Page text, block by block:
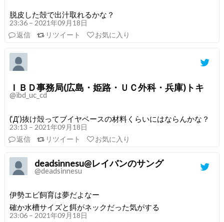
脱皮した殻で出汁取れるかな？
23:36 – 2021年09月18日
返信
リツイート お気に入り
ＩＢＤ事務局(広島・姫路・ＵＣ外科・兵庫)トキ
@ibd_uc_cd
(‘Д’)抜け殻ってブイヤベースの材料くらいにはならんかな？
23:13 – 2021年09月18日
返信
リツイート お気に入り
deadsinnesu@レイバンのサング
@deadsinnesu
伊勢エビ飼育は夢だよなー
確か水槽サイズと餌がネックだった気がする
23:06 – 2021年09月18日